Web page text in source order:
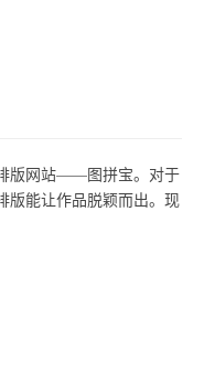
版网站——图拼宝。对于
版能让作品脱颖而出。现